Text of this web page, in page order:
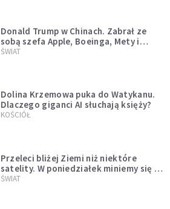
Donald Trump w Chinach. Zabrał ze
sobą szefa Apple, Boeinga, Mety i
Muska
ŚWIAT
Dolina Krzemowa puka do Watykanu.
Dlaczego giganci AI słuchają księży?
KOŚCIÓŁ
Przeleci bliżej Ziemi niż niektóre
satelity. W poniedziałek miniemy się z
asteroidą, która poprzedzi znacznie
ŚWIAT